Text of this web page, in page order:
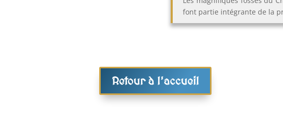
font partie intégrante de la
Retour à l'accueil